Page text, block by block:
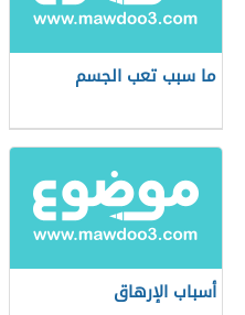
ما سبب تعب الجسم
أسباب الإرهاق